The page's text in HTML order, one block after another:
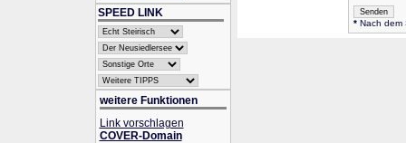
SPEED LINK
weitere Funktionen
Link vorschlagen
COVER-Domain
*Nach dem